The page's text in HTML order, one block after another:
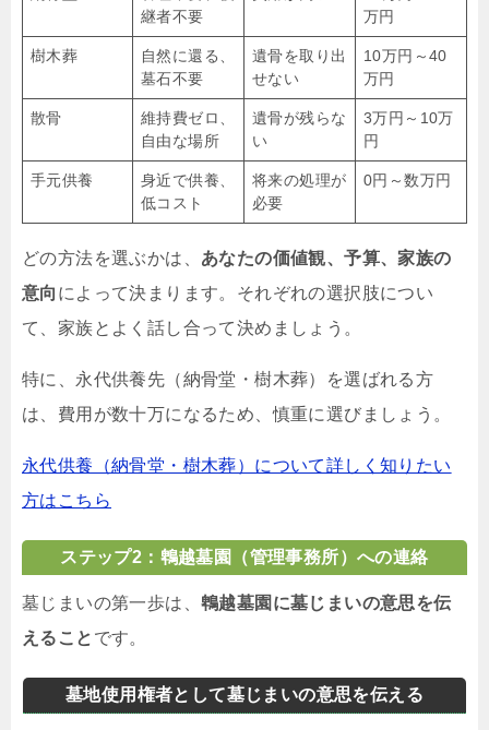
継者不要
万円
樹木葬
自然に還る、
墓石不要
遺骨を取り出
せない
10万円～40
万円
散骨
維持費ゼロ、
自由な場所
遺骨が残らな
い
3万円～10万
円
手元供養
身近で供養、
低コスト
将来の処理が
必要
0円～数万円
どの方法を選ぶかは、 あなたの価値観、予算、家族の
意向 によって決まります。それぞれの選択肢につい
て、家族とよく話し合って決めましょう。
特に、永代供養先（納骨堂・樹木葬）を選ばれる方
は、費用が数十万になるため、慎重に選びましょう。
永代供養（納骨堂・樹木葬）について詳しく知りたい
方はこちら
ステップ2：鵯越墓園（管理事務所）への連絡
墓じまいの第一歩は、 鵯越墓園に墓じまいの意思を伝
えること です。
墓地使用権者として墓じまいの意思を伝える